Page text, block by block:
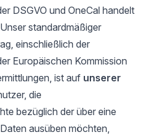
DSGVO und OneCal handelt
standardmäßiger
einschließlich der
Europäischen Kommission
ist auf unserer
die
bezüglich der über eine
ausüben möchten,